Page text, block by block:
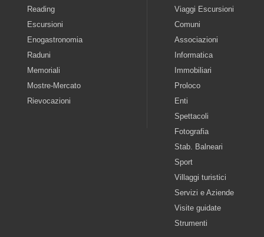
Reading
Escursioni
Enogastronomia
Raduni
Memoriali
Mostre-Mercato
Rievocazioni
Viaggi Escursioni
Comuni
Associazioni
Informatica
Immobiliari
Proloco
Enti
Spettacoli
Fotografia
Stab. Balneari
Sport
Villaggi turistici
Servizi e Aziende
Visite guidate
Strumenti